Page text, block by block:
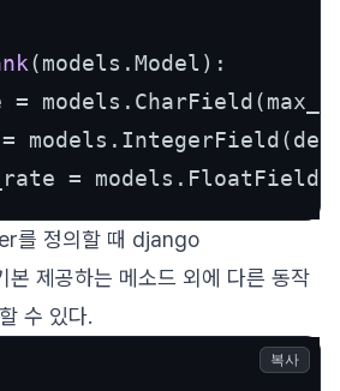
(models.Model):
=
=
를 정의할 때 django
제공하는 메소드 외에 다른 동작
수 있다.
복사